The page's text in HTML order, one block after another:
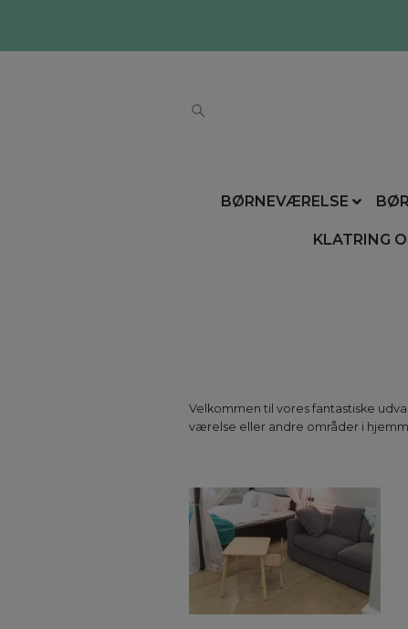
BØRNEVÆRELSE
KLATRING
Velkommen til vores fantastiske
værelse eller andre områder i